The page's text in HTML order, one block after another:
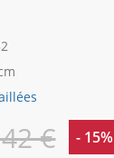
€ - 15%